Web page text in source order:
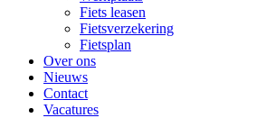
Fiets leasen
Fietsverzekering
Fietsplan
Over ons
Nieuws
Contact
Vacatures